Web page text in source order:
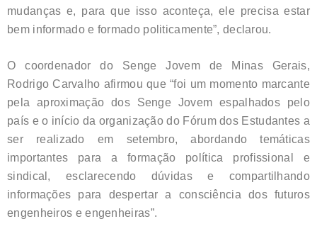
mudanças e, para que isso aconteça, ele precisa estar
bem informado e formado politicamente”, declarou.
O coordenador do Senge Jovem de Minas Gerais,
Rodrigo Carvalho afirmou que “foi um momento marcante
pela aproximação dos Senge Jovem espalhados pelo
país e o início da organização do Fórum dos Estudantes a
ser realizado em setembro, abordando temáticas
importantes para a formação política profissional e
sindical, esclarecendo dúvidas e compartilhando
informações para despertar a consciência dos futuros
engenheiros e engenheiras”.